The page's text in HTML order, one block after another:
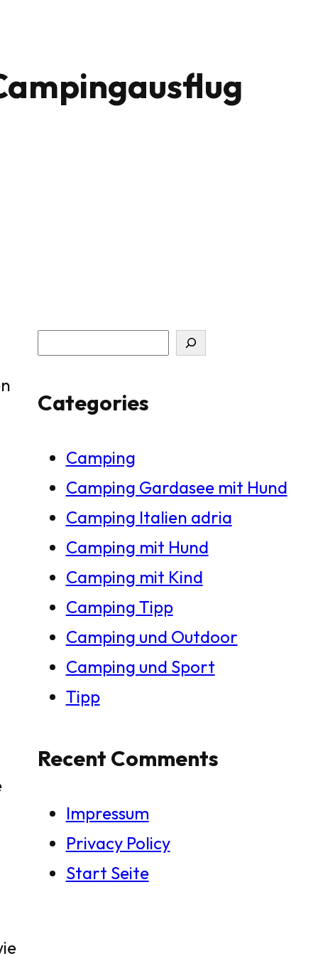
c
Categories
Camping
Camping Gardasee mit Hund
Camping Italien adria
Camping mit Hund
Camping mit Kind
Camping Tipp
Camping und Outdoor
Camping und Sport
Tipp
Recent Comments
Impressum
Privacy Policy
Start Seite